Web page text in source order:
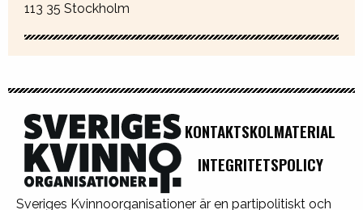
113 35 Stockholm
Sveriges Kvinnoorganisationer är en partipolitiskt och
KONTAKTSKOLMATERIAL
INTEGRITETSPOLICY